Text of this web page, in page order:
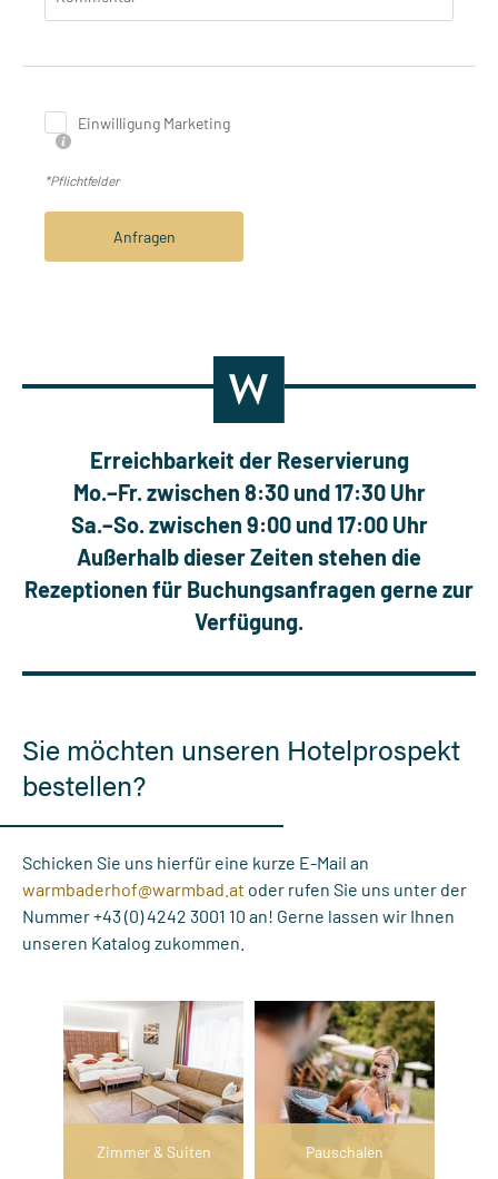
Einwilligung Marketing
*Pflichtfelder
Anfragen
Erreichbarkeit der Reservierung
Mo.–Fr. zwischen 8:30 und 17:30 Uhr
Sa.–So. zwischen 9:00 und 17:00 Uhr
Außerhalb dieser Zeiten stehen die
Rezeptionen für Buchungsanfragen gerne zur
Verfügung.
Sie möchten unseren Hotelprospekt
bestellen?
Schicken Sie uns hierfür eine kurze E-Mail an
warmbaderhof@warmbad. at oder rufen Sie uns unter der
Nummer +43 (0) 4242 3001 10 an! Gerne lassen wir Ihnen
unseren Katalog zukommen.
Zimmer & Suiten Pauschalen